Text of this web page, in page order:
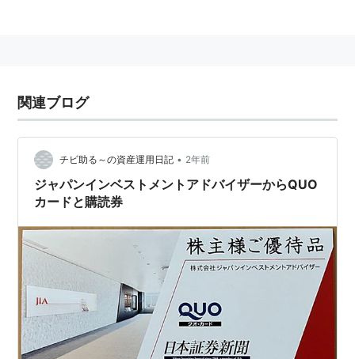
関連ブログ
チビ助る～の資産運用日記 • 2年前
ジャパンインベストメントアドバイザーからQUO
カードと購読券